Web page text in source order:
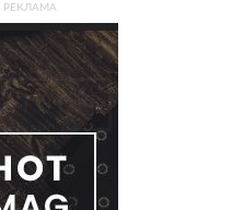
РЕКЛАМА